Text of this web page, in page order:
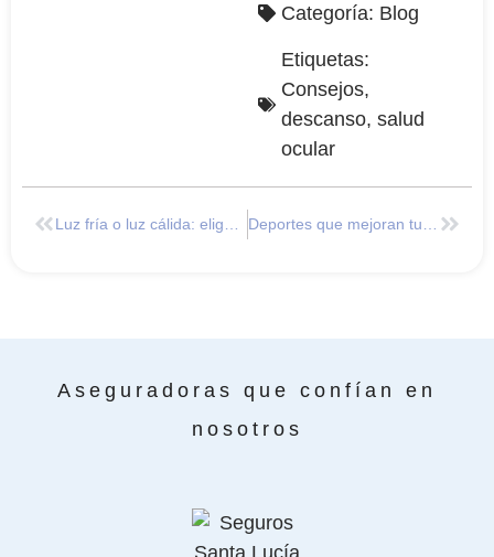
Categoría: Blog
Etiquetas:
Consejos,
descanso, salud
ocular
Aseguradoras que confían en
nosotros